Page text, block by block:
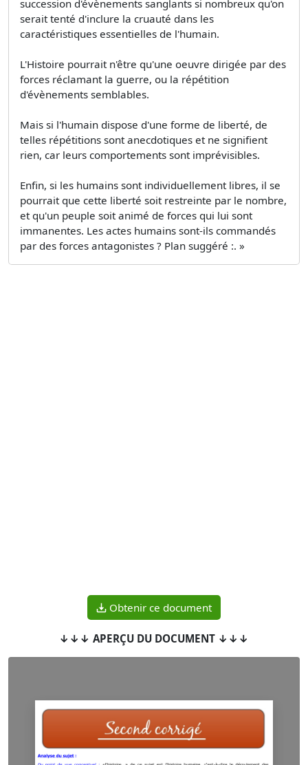
succession d'évènements sanglants si nombreux qu'on
serait tenté d'inclure la cruauté dans les
caractéristiques essentielles de l'humain.
L'Histoire pourrait n'être qu'une oeuvre dirigée par des
forces réclamant la guerre, ou la répétition
d'évènements semblables.
Mais si l'humain dispose d'une forme de liberté, de
telles répétitions sont anecdotiques et ne signifient
rien, car leurs comportements sont imprévisibles.
Enfin, si les humains sont individuellement libres, il se
pourrait que cette liberté soit restreinte par le nombre,
et qu'un peuple soit animé de forces qui lui sont
immanentes. Les actes humains sont-ils commandés
par des forces antagonistes ? Plan suggéré :. »
Obtenir ce document
↓↓↓ APERÇU DU DOCUMENT ↓↓↓